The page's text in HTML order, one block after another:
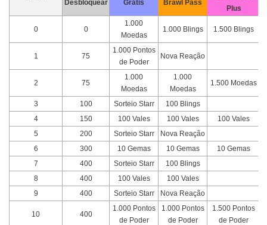
Desbloquear
Grátis
Brawl Pass
Plus
0 0
1.000
Moedas
1.000 Blings 1.500 Blings
1 75
1.000 Pontos
de Poder
Nova Reação
2 75
1.000
Moedas
1.000
Moedas
1.500 Moedas
3 100 Sorteio Starr
100 Blings
4
150 100 Vales 100 Vales
100 Vales
5
200 Sorteio Starr
Nova Reação
6
300 10 Gemas 10 Gemas
10 Gemas
7
400 Sorteio Starr
100 Blings
8
400 100 Vales
100 Vales
9
400 Sorteio Starr Nova Reação
10 400
1.000 Pontos
de Poder
1.000 Pontos
de Poder
1.500 Pontos
de Poder